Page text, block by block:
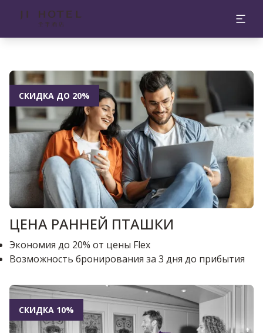
СКИДКА ДО 20%
ЦЕНА РАННЕЙ ПТАШКИ
Экономия до 20% от цены Flex
Возможность бронирования за 3 дня до прибытия
СКИДКА 10%